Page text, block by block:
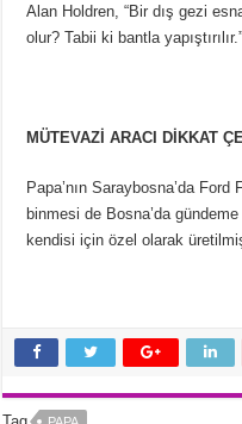
Alan Holdren, “Bir dış gezi
olur? Tabii ki bantla
MÜTEVAZİ ARACI DİKKAT
Papa’nın Saraybosna’da
binmesi de Bosna’da
kendisi için özel olarak